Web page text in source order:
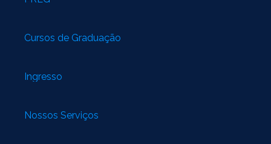
Cursos de Graduação
Ingresso
Nossos Serviços